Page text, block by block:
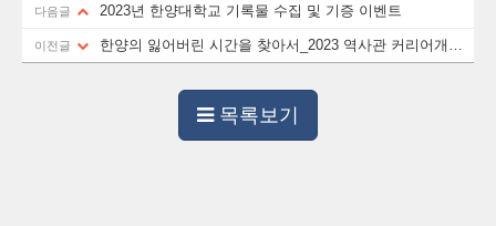
다음글 2023년 한양대학교 기록물 수집 및 기증 이벤트
이전글
한양의 잃어버린 시간을 찾아서_2023 역사관 커리어개발
목록보기